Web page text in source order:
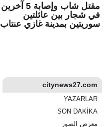
مقتل شاب وإصابة 5 آخرين
في شجار بين عائلتين
سوريتين بمدينة غازي عنتاب
citynews27.com
معرض الصور